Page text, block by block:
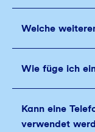
Welche
Wie füge ich
Kann eine
verwendet